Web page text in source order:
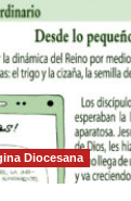
Diocesana